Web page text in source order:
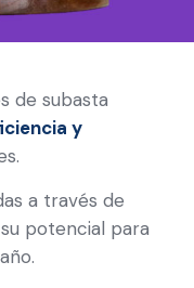
de subasta
y
a través de
potencial para